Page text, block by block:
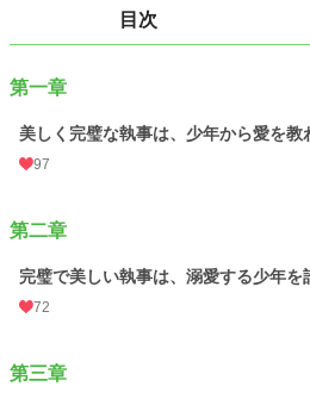
聡真の妹である彩菜が屋敷を訪れる。智樹に
第四章
「美しく完璧な執事は、恋人に頼られたい」
した智樹は…。
第五章
「美しく完璧な執事は、恋人に永遠の愛を誓う
第六章
目次
第一章
美しく完璧な執事は、少年から愛を教
97
第二章
完璧で美しい執事は、溺愛する少年を
72
第三章